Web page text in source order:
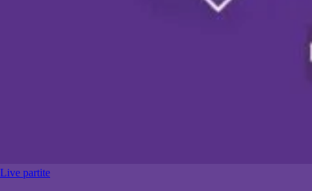
Live partite